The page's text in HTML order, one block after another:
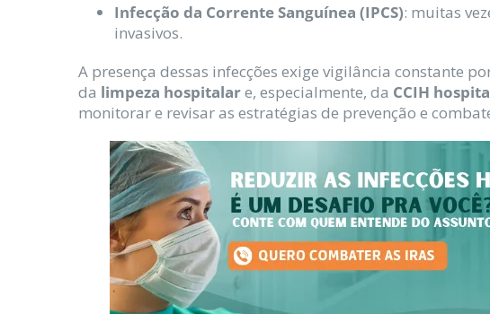
Infecção da Corrente Sanguínea (IPCS): muitas
invasivos.
A presença dessas infecções exige vigilância constante
da limpeza hospitalare, especialmente, da CCIH
monitorar e revisar as estratégias de prevenção e